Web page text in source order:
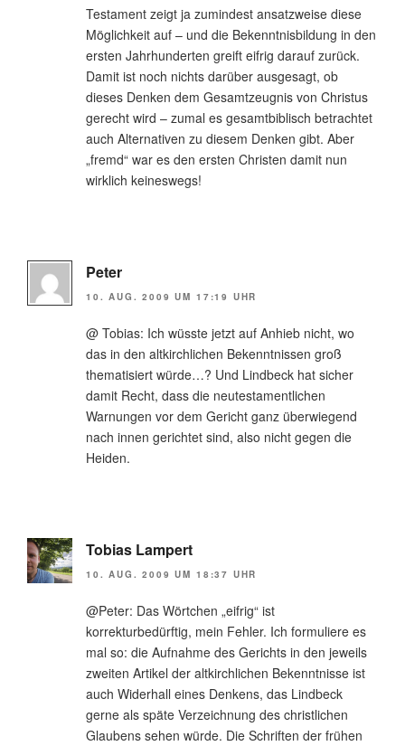
Testament zeigt ja zumindest ansatzweise diese
Möglichkeit auf – und die Bekenntnisbildung in den
ersten Jahrhunderten greift eifrig darauf zurück.
Damit ist noch nichts darüber ausgesagt, ob
dieses Denken dem Gesamtzeugnis von Christus
gerecht wird – zumal es gesamtbiblisch betrachtet
auch Alternativen zu diesem Denken gibt. Aber
„fremd“ war es den ersten Christen damit nun
wirklich keineswegs!
Peter
10. AUG. 2009 UM 17:19 UHR
@ Tobias: Ich wüsste jetzt auf Anhieb nicht, wo
das in den altkirchlichen Bekenntnissen groß
thematisiert würde…? Und Lindbeck hat sicher
damit Recht, dass die neutestamentlichen
Warnungen vor dem Gericht ganz überwiegend
nach innen gerichtet sind, also nicht gegen die
Heiden.
Tobias Lampert
10. AUG. 2009 UM 18:37 UHR
@Peter: Das Wörtchen „eifrig“ ist
korrekturbedürftig, mein Fehler. Ich formuliere es
mal so: die Aufnahme des Gerichts in den jeweils
zweiten Artikel der altkirchlichen Bekenntnisse ist
auch Widerhall eines Denkens, das Lindbeck
gerne als späte Verzeichnung des christlichen
Glaubens sehen würde. Die Schriften der frühen